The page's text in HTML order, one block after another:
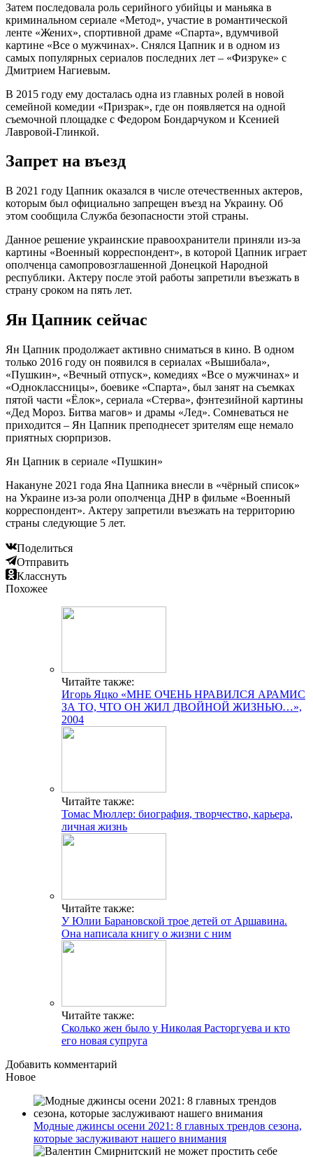
Затем последовала роль серийного убийцы и маньяка в
криминальном сериале «Метод», участие в романтической
ленте «Жених», спортивной драме «Спарта», вдумчивой
картине «Все о мужчинах». Снялся Цапник и в одном из
самых популярных сериалов последних лет – «Физруке» с
Дмитрием Нагиевым.
В 2015 году ему досталась одна из главных ролей в новой
семейной комедии «Призрак», где он появляется на одной
съемочной площадке с Федором Бондарчуком и Ксенией
Лавровой-Глинкой.
Запрет на въезд
В 2021 году Цапник оказался в числе отечественных актеров,
которым был официально запрещен въезд на Украину. Об
этом сообщила Служба безопасности этой страны.
Данное решение украинские правоохранители приняли из-за
картины «Военный корреспондент», в которой Цапник играет
ополченца самопровозглашенной Донецкой Народной
республики. Актеру после этой работы запретили въезжать в
страну сроком на пять лет.
Ян Цапник сейчас
Ян Цапник продолжает активно сниматься в кино. В одном
только 2016 году он появился в сериалах «Вышибала»,
«Пушкин», «Вечный отпуск», комедиях «Все о мужчинах» и
«Одноклассницы», боевике «Спарта», был занят на съемках
пятой части «Ёлок», сериала «Стерва», фэнтезийной картины
«Дед Мороз. Битва магов» и драмы «Лед». Сомневаться не
приходится – Ян Цапник преподнесет зрителям еще немало
приятных сюрпризов.
Ян Цапник в сериале «Пушкин»
Накануне 2021 года Яна Цапника внесли в «чёрный список»
на Украине из-за роли ополченца ДНР в фильме «Военный
корреспондент». Актеру запретили въезжать на территорию
страны следующие 5 лет.
Поделиться
Отправить
Класснуть
Похожее
Читайте также:
Игорь Яцко «МНЕ ОЧЕНЬ НРАВИЛСЯ АРАМИС
ЗА ТО, ЧТО ОН ЖИЛ ДВОЙНОЙ ЖИЗНЬЮ…»,
2004
Читайте также:
Томас Мюллер: биография, творчество, карьера,
личная жизнь
Читайте также:
У Юлии Барановской трое детей от Аршавина.
Она написала книгу о жизни с ним
Читайте также:
Сколько жен было у Николая Расторгуева и кто
его новая супруга
Добавить комментарий
Новое
Модные джинсы осени 2021: 8 главных трендов сезона,
которые заслуживают нашего внимания